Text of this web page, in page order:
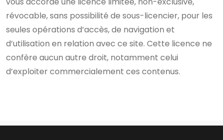
révocable, sans possibilité de sous-licencier, pour les
seules opérations d’accès, de navigation et
d’utilisation en relation avec ce site. Cette licence ne
confère aucun autre droit, notamment celui
d’exploiter commercialement ces contenus.